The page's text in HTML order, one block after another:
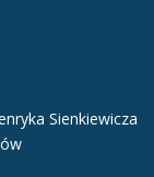
Sienkiewicza